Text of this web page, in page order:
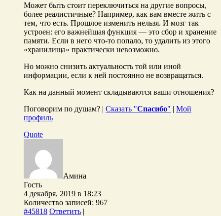
Может быть стоит переключиться на другие вопросы,
более реалистичные? Например, как вам вместе жить с
тем, что есть. Прошлое изменить нельзя. И мозг так
устроен: его важнейшая функция — это сбор и хранение
памяти. Если в него что-то попало, то удалить из этого
«хранилища» практически невозможно.
Но можно снизить актуальность той или иной
информации, если к ней постоянно не возвращаться.
Как на данный момент складываются ваши отношения?
Поговорим по душам? | Сказать "Спасибо" | Мой
профиль
Quote
Амина
Гость
4 декабря, 2019 в 18:23
Количество записей: 967
#45818 Ответить |